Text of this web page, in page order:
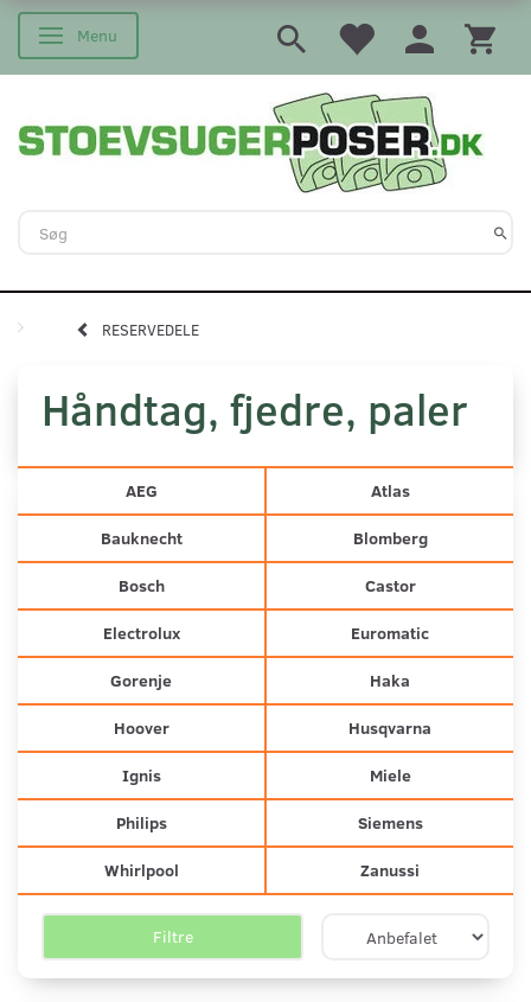
Skifte navigation
Menu
RESERVEDELE
Håndtag, fjedre, paler
AEG Atlas
Bauknecht Blomberg
Bosch Castor
Electrolux Euromatic
Gorenje Haka
Hoover Husqvarna
Ignis Miele
Philips Siemens
Whirlpool Zanussi
Filtre